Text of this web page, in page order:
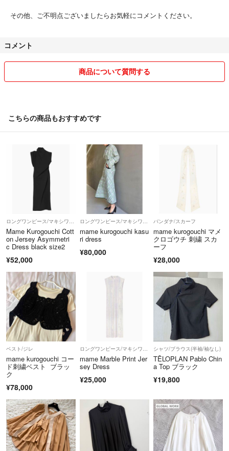
その他、ご不明点ございましたらお気軽にコメントください。
コメント
商品について質問する
こちらの商品もおすすめです
Mame Kurogouchi Cott
on Jersey Asymmetri
c Dress black size2
¥52,000
mame kurogouchi kasu
ri dress
¥80,000
バンダナ/スカーフ
mame kurogouchi マメ
クロゴウチ 刺繍 スカ
ーフ
¥28,000
ベスト/ジレ
mame kurogouchi コー
ド刺繍ベスト ブラッ
ク
¥78,000
mame Marble Print Jer
sey Dress
¥25,000
シャツ/ブラウス(半袖/袖なし)
TĒLOPLAN Pablo Chin
a Top ブラック
¥19,800